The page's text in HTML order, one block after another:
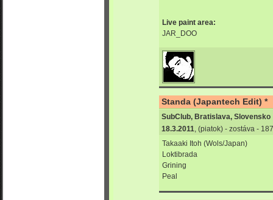
Live paint area:
JAR_DOO
Standa (Japantech Edit) *
SubClub, Bratislava, Slovensko
18.3.2011 , (piatok) - zostáva -
Takaaki Itoh (Wols/Japan)
Loktibrada
Grining
Peal